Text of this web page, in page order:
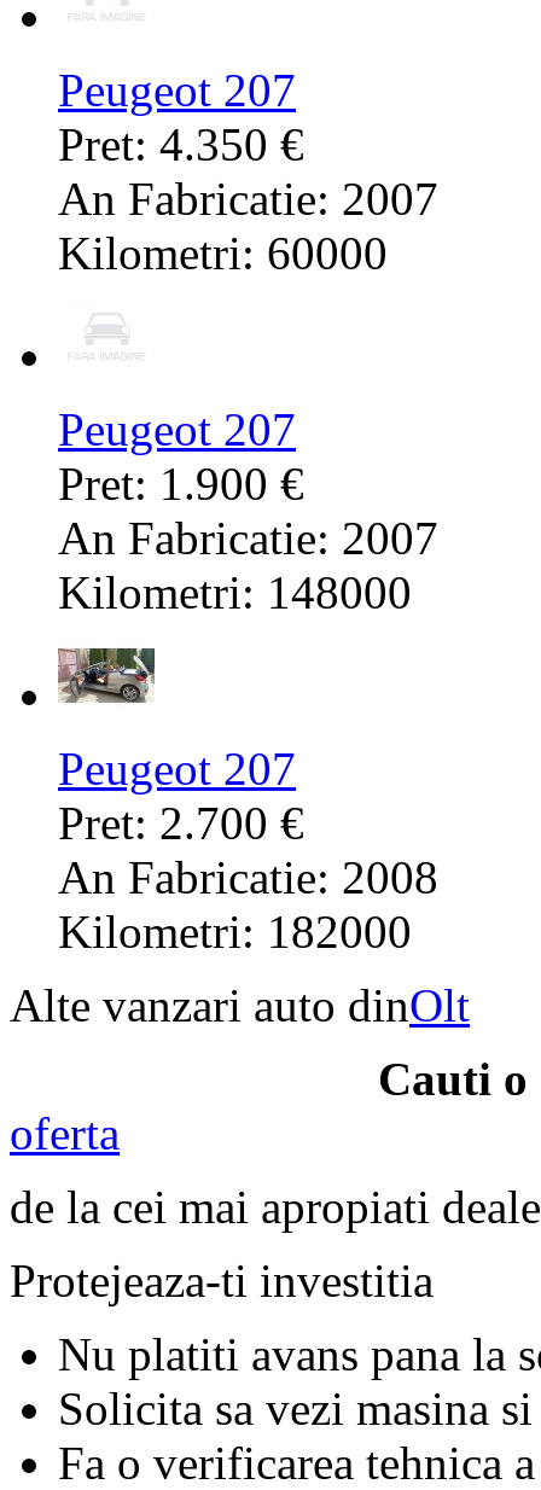
Peugeot 207
Pret: 4.350 €
An Fabricatie: 2007
Kilometri: 60000
Peugeot 207
Pret: 1.900 €
An Fabricatie: 2007
Kilometri: 148000
Peugeot 207
Pret: 2.700 €
An Fabricatie: 2008
Kilometri: 182000
Alte vanzari auto dinOlt
Cauti o
oferta
de la cei mai apropiati
Protejeaza-ti investitia
Nu platiti avans pana la
Solicita sa vezi masina si
Fa o verificarea tehnica